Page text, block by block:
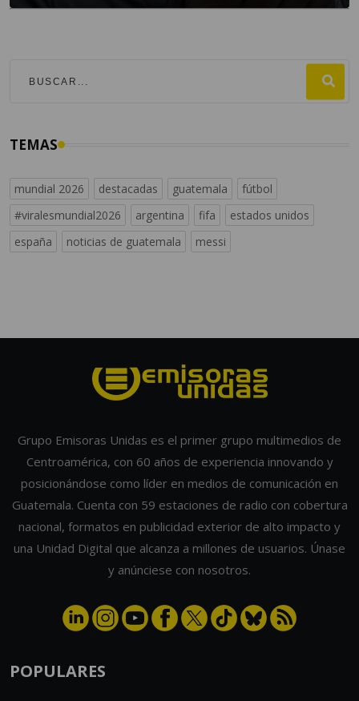
TEMAS
mundial 2026 destacadas guatemala
fútbol
#viralesmundial2026
argentina fifa
estados unidos
españa
noticias de guatemala messi
Grupo Emisoras Unidas es el primer grupo multimedios de
Centroamérica, con 60 años de experiencia innovando y
posicionándose como líder en medios de comunicación en
Guatemala. Cuenta con 59 estaciones de radio con cobertura
nacional, formatos en publicidad exterior de alto impacto y
una Unidad Digital que alcanza a millones de usuarios. Únase
y anúnciese con nosotros.
POPULARES